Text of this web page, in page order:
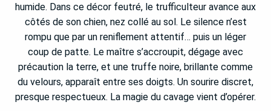
humide. Dans ce décor feutré, le trufficulteur avance aux
côtés de son chien, nez collé au sol. Le silence n’est
rompu que par un reniflement attentif… puis un léger
coup de patte. Le maître s’accroupit, dégage avec
précaution la terre, et une truffe noire, brillante comme
du velours, apparaît entre ses doigts. Un sourire discret,
presque respectueux. La magie du cavage vient d’opérer.